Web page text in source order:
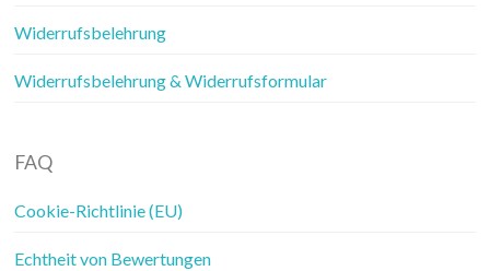
Widerrufsbelehrung
Widerrufsbelehrung & Widerrufsformular
FAQ
Cookie-Richtlinie (EU)
Echtheit von Bewertungen